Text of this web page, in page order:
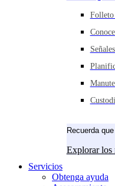
Recuerda
Explorar los
Servicios
Obtenga ayuda